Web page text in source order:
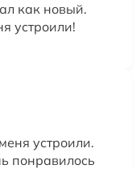
как новый.
устроили!
устроили.
понравилось